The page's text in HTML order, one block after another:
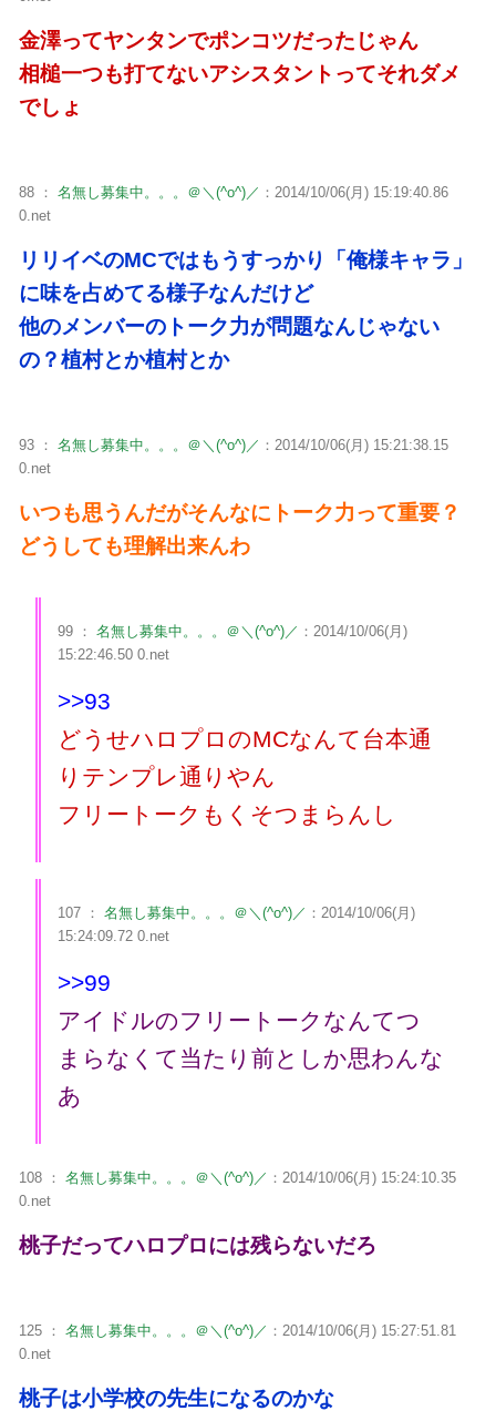
金澤ってヤンタンでポンコツだったじゃん
相槌一つも打てないアシスタントってそれダメ
でしょ
88 ： 名無し募集中。。。＠＼(^o^)／ ：2014/10/06(月) 15:19:40.86
0.net
リリイベのMCではもうすっかり「俺様キャラ」
に味を占めてる様子なんだけど
他のメンバーのトーク力が問題なんじゃない
の？植村とか植村とか
93 ： 名無し募集中。。。＠＼(^o^)／ ：2014/10/06(月) 15:21:38.15
0.net
いつも思うんだがそんなにトーク力って重要？
どうしても理解出来んわ
99 ： 名無し募集中。。。＠＼(^o^)／ ：2014/10/06(月)
15:22:46.50 0.net
>>93
どうせハロプロのMCなんて台本通
りテンプレ通りやん
フリートークもくそつまらんし
107 ： 名無し募集中。。。＠＼(^o^)／ ：2014/10/06(月)
15:24:09.72 0.net
>>99
アイドルのフリートークなんてつ
まらなくて当たり前としか思わんな
あ
108 ： 名無し募集中。。。＠＼(^o^)／ ：2014/10/06(月) 15:24:10.35
0.net
桃子だってハロプロには残らないだろ
125 ： 名無し募集中。。。＠＼(^o^)／ ：2014/10/06(月) 15:27:51.81
0.net
桃子は小学校の先生になるのかな